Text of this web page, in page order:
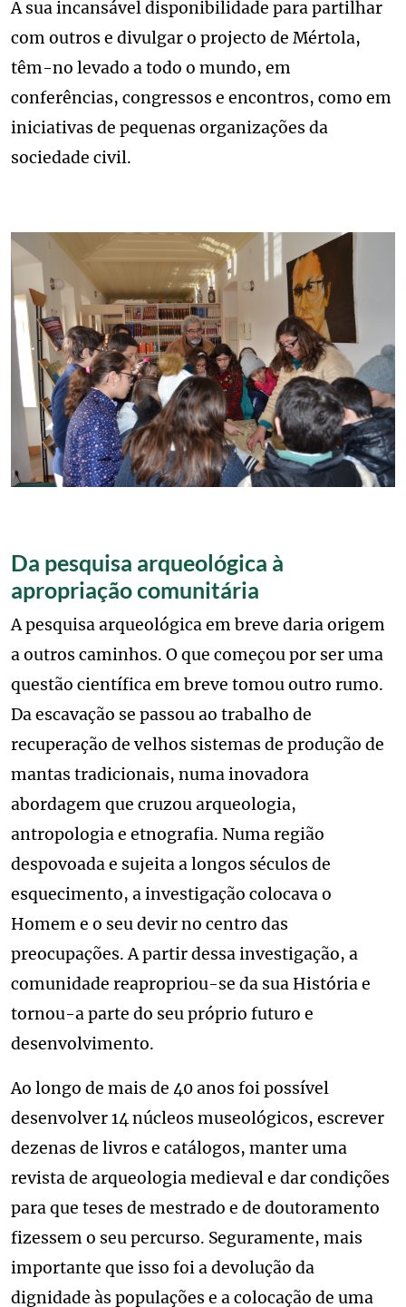
A sua incansável disponibilidade para partilhar
com outros e divulgar o projecto de Mértola,
têm-no levado a todo o mundo, em
conferências, congressos e encontros, como em
iniciativas de pequenas organizações da
sociedade civil.
Image
Da pesquisa arqueológica à
apropriação comunitária
A pesquisa arqueológica em breve daria origem
a outros caminhos. O que começou por ser uma
questão científica em breve tomou outro rumo.
Da escavação se passou ao trabalho de
recuperação de velhos sistemas de produção de
mantas tradicionais, numa inovadora
abordagem que cruzou arqueologia,
antropologia e etnografia. Numa região
despovoada e sujeita a longos séculos de
esquecimento, a investigação colocava o
Homem e o seu devir no centro das
preocupações. A partir dessa investigação, a
comunidade reapropriou-se da sua História e
tornou-a parte do seu próprio futuro e
desenvolvimento.
Ao longo de mais de 40 anos foi possível
desenvolver 14 núcleos museológicos, escrever
dezenas de livros e catálogos, manter uma
revista de arqueologia medieval e dar condições
para que teses de mestrado e de doutoramento
fizessem o seu percurso. Seguramente, mais
importante que isso foi a devolução da
dignidade às populações e a colocação de uma